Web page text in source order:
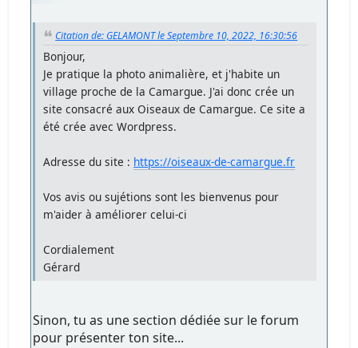
Citation de: GELAMONT le Septembre 10, 2022, 16:30:56
Bonjour,
Je pratique la photo animalière, et j'habite un
village proche de la Camargue. J'ai donc crée un
site consacré aux Oiseaux de Camargue. Ce site a
été crée avec Wordpress.
Adresse du site : https://oiseaux-de-camargue.fr
Vos avis ou sujétions sont les bienvenus pour
m'aider à améliorer celui-ci
Cordialement
Gérard
Sinon, tu as une section dédiée sur le forum
pour présenter ton site...